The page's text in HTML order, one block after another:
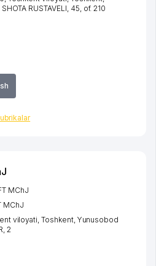
RUSTAVELI, 45, of. 210
MChJ
MChJ
viloyati,Toshkent, Yunusobod
, 2